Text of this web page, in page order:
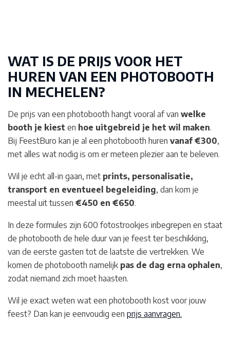
WAT IS DE PRIJS VOOR HET
HUREN VAN EEN PHOTOBOOTH
IN MECHELEN?
De prijs van een photobooth hangt vooral af van welke
booth je kiest en hoe uitgebreid je het wil maken.
Bij FeestBuro kan je al een photobooth huren vanaf €300,
met alles wat nodig is om er meteen plezier aan te beleven.
Wil je echt all-in gaan, met prints, personalisatie,
transport en eventueel begeleiding, dan kom je
meestal uit tussen €450 en €650.
In deze formules zijn 600 fotostrookjes inbegrepen en staat
de photobooth de hele duur van je feest ter beschikking,
van de eerste gasten tot de laatste die vertrekken. We
komen de photobooth namelijk pas de dag erna ophalen,
zodat niemand zich moet haasten.
Wil je exact weten wat een photobooth kost voor jouw
feest? Dan kan je eenvoudig een prijs aanvragen.